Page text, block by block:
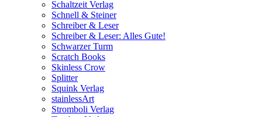
Schaltzeit Verlag
Schnell & Steiner
Schreiber & Leser
Schreiber & Leser: Alles Gute!
Schwarzer Turm
Scratch Books
Skinless Crow
Splitter
Squink Verlag
stainlessArt
Stromboli Verlag